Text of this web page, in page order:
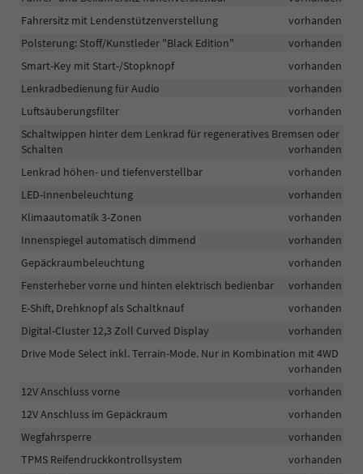
Fahrersitz mit Lendenstützenverstellung
vorhanden
Polsterung: Stoff/Kunstleder "Black Edition"
vorhanden
Smart-Key mit Start-/Stopknopf
vorhanden
Lenkradbedienung für Audio
vorhanden
Luftsäuberungsfilter
vorhanden
Schaltwippen hinter dem Lenkrad für regeneratives Bremsen oder
Schalten
vorhanden
Lenkrad höhen- und tiefenverstellbar
vorhanden
LED-Innenbeleuchtung
vorhanden
Klimaautomatik 3-Zonen
vorhanden
Innenspiegel automatisch dimmend
vorhanden
Gepäckraumbeleuchtung
vorhanden
Fensterheber vorne und hinten elektrisch bedienbar
vorhanden
E-Shift, Drehknopf als Schaltknauf
vorhanden
Digital-Cluster 12,3 Zoll Curved Display
vorhanden
Drive Mode Select inkl. Terrain-Mode. Nur in Kombination mit 4WD
vorhanden
12V Anschluss vorne
vorhanden
12V Anschluss im Gepäckraum
vorhanden
Wegfahrsperre
vorhanden
TPMS Reifendruckkontrollsystem
vorhanden